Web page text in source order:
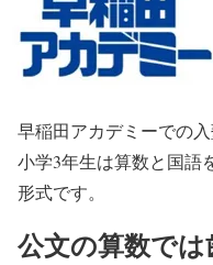
早稲田アカデミーでの
小学3年生は算数と国語
形式です。
公文の算数で